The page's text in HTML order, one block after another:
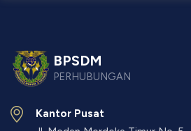
BPSDM
PERHUBUNGAN
Kantor Pusat